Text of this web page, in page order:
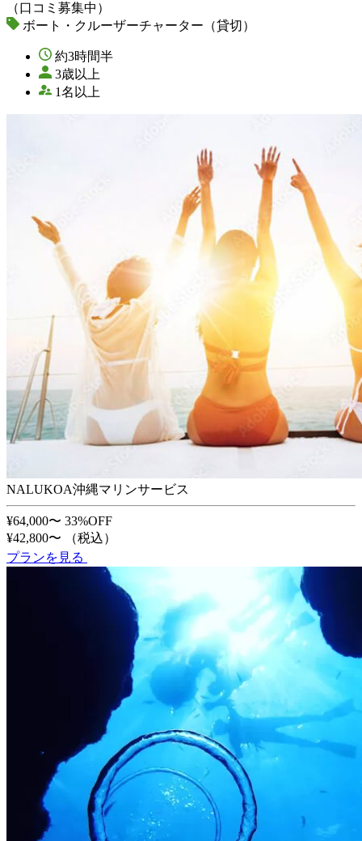
（口コミ募集中）
ボート・クルーザーチャーター（貸切）
約3時間半
3歳以上
1名以上
NALUKOA沖縄マリンサービス
¥64,000〜 33%OFF
¥42,800〜
（税込）
プランを見る